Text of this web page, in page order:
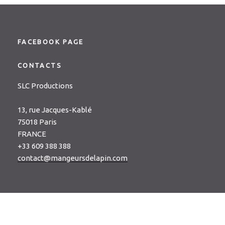
FACEBOOK PAGE
CONTACTS
SLC Productions
13, rue Jacques-Kablé
75018 Paris
FRANCE
+33 609 388 388
contact@mangeursdelapin.com